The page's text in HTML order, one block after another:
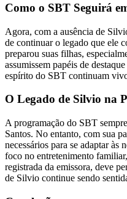
Como o SBT Seguirá
Agora, com a ausência de
de continuar o legado que ele
preparou suas filhas,
assumissem papéis de
espírito do SBT continuam
O Legado de Silvio na
A programação do SBT
Santos. No entanto, com sua
necessários para se adaptar às
foco no entretenimento
registrada da emissora, deve
de Silvio continue sendo